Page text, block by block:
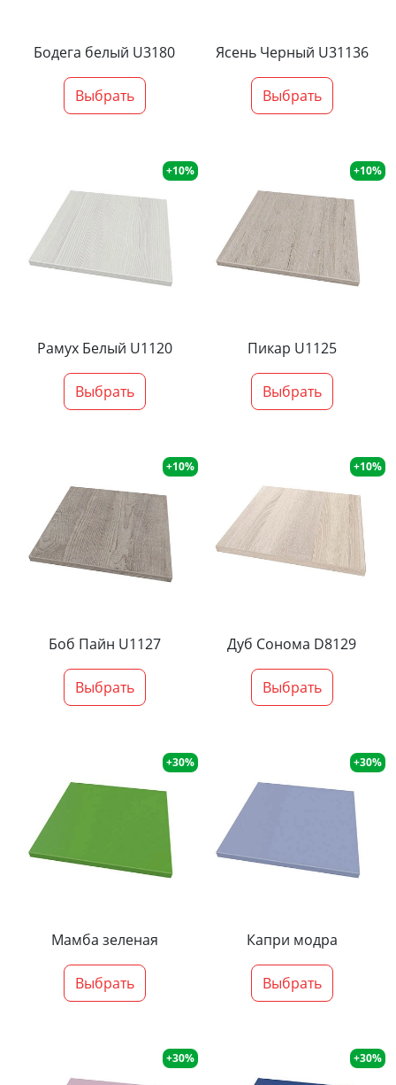
Бодега белый U3180
Выбрать
Ясень Черный U31136
Выбрать
+10%
Рамух Белый U1120
Выбрать
+10%
Пикар U1125
Выбрать
+10%
Боб Пайн U1127
Выбрать
+10%
Дуб Сонома D8129
Выбрать
+30%
Мамба зеленая
Выбрать
+30%
Капри модра
Выбрать
+30% +30%